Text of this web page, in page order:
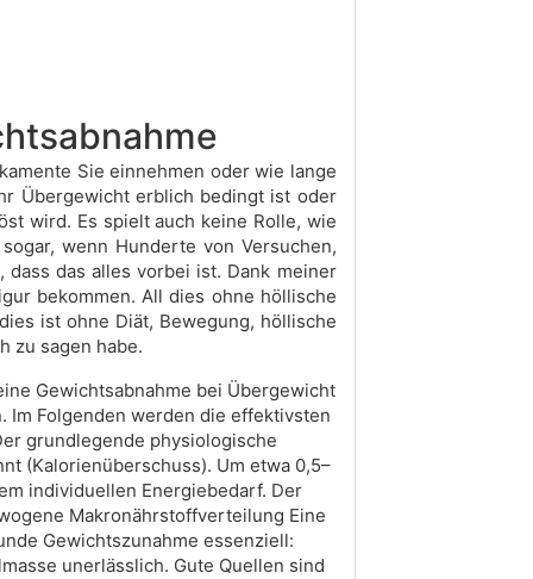
Sie einnehmen oder wie lange
Übergewicht erblich bedingt ist oder
wird. Es spielt auch keine Rolle, wie
wenn Hunderte von Versuchen,
das alles vorbei ist. Dank meiner
bekommen. All dies ohne höllische
ist ohne Diät, Bewegung, höllische
zu sagen habe.
Gewichtsabnahme bei Übergewicht
Folgenden werden die effektivsten
grundlegende physiologische
(Kalorienüberschuss). Um etwa 0,5–
individuellen Energiebedarf. Der
Makronährstoffverteilung Eine
Gewichtszunahme essenziell:
unerlässlich. Gute Quellen sind